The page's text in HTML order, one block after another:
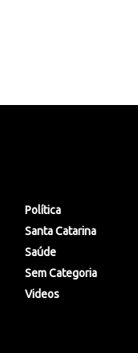
Política
Santa Catarina
Saúde
Sem Categoria
Videos